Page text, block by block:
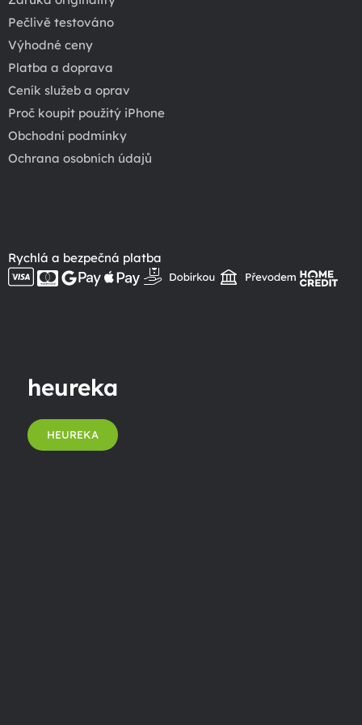
Pečlivě testováno
Výhodné ceny
Platba a doprava
Ceník služeb a oprav
Proč koupit použitý iPhone
Obchodní podmínky
Ochrana osobních údajů
Rychlá a bezpečná platba
heureka
HEUREKA